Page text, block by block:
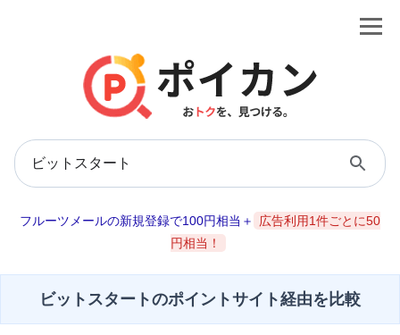
フルーツメールの新規登録で100円相当＋
広告利用1件ごとに50
円相当！
ビットスタートのポイントサイト経由を比較